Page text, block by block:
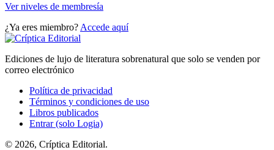
Ver niveles de membresía
¿Ya eres miembro? Accede aquí
Ediciones de lujo de literatura sobrenatural que solo se venden por
correo electrónico
Política de privacidad
Términos y condiciones de uso
Libros publicados
Entrar (solo Logia)
© 2026, Críptica Editorial.